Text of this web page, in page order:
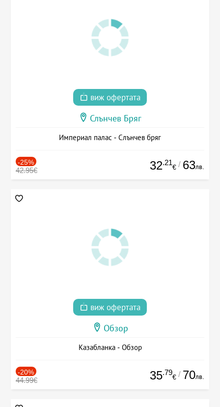
виж офертата
Слънчев Бряг
Империал палас - Слънчев бряг
-25%
42.95€ 32.21
€ / 63лв.
виж офертата
Обзор
Казабланка - Обзор
-20%
44.99€ 35.79
€ / 70лв.